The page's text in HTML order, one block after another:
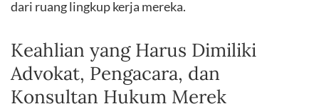
dari ruang lingkup kerja mereka.
Keahlian yang Harus Dimiliki
Advokat, Pengacara, dan
Konsultan Hukum Merek